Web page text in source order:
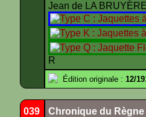
Jean de LA BRUYÈRE
R
Édition originale : 12/
039 Chronique du Règne